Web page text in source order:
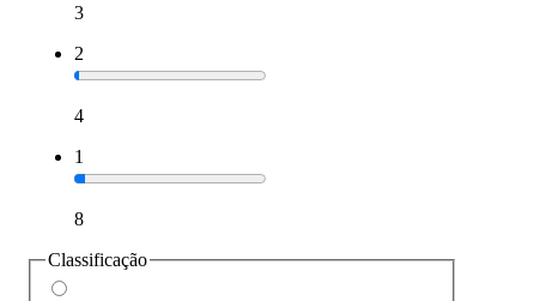
3
2
4
1
8
Classificação